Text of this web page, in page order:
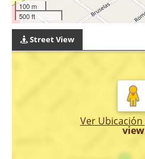
100 m
500 ft
Street View
Ver Ubicación
view